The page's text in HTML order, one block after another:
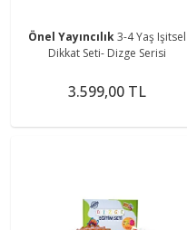
Önel Yayıncılık3-4 Yaş Işitsel
Dikkat Seti- Dizge Serisi
3.599,00 TL